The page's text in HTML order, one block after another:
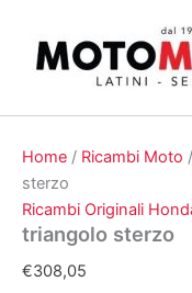
contenuto
Home / Ricambi Moto /
sterzo
Ricambi Originali
triangolo sterzo
€308,05